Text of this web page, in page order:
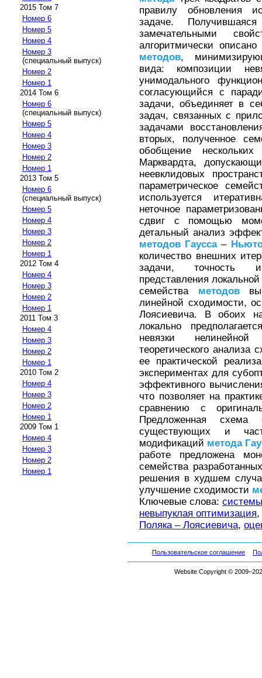
2015 Том 7
Номер 6
Номер 5
Номер 4
Номер 3
(специальный выпуск)
Номер 2
Номер 1
2014 Том 6
Номер 6
(специальный выпуск)
Номер 5
Номер 4
Номер 3
Номер 2
Номер 1
2013 Том 5
Номер 6
(специальный выпуск)
Номер 5
Номер 4
Номер 3
Номер 2
Номер 1
2012 Том 4
Номер 4
Номер 3
Номер 2
Номер 1
2011 Том 3
Номер 4
Номер 3
Номер 2
Номер 1
2010 Том 2
Номер 4
Номер 3
Номер 2
Номер 1
2009 Том 1
Номер 4
Номер 3
Номер 2
Номер 1
правилу обновления
задаче.
замечательными
алгоритмически
методов,
вида: композиции
унимодального
согласующийся с
задачи, объединяет в
задач, связанных с
задачами
вторых, полученное
обобщение
Марквардта,
неевклидовых
параметрическое
используется
неточное
сдвиг с помощью
детальный анализ
методов Гаусса–
количество внешних
задачи, точность и
представления
семейства методов
линейной сходимости,
Лоясиевича. В обоих
локально
невязки
теоретического
ее практической
экспериментах для
эффективного
что позволяет на
сравнению с
Предложенная схема
существующих и
модификаций метода
работе предложена
семейства
решения в худшем
улучшение сходимости
Ключевые слова:
невыпуклая оптимизация,
Поляка – Лоясиевича,
Пользовательское соглашение
Website Copyright ©